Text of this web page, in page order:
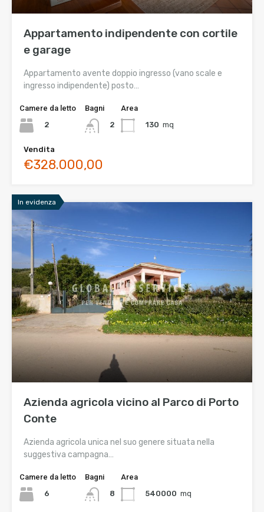
Appartamento indipendente con cortile
e garage
Appartamento avente doppio ingresso (vano scale e
ingresso indipendente) posto…
Camere da letto
2
Bagni
2
Area
130 mq
Vendita
€328.000,00
In evidenza
Azienda agricola vicino al Parco di Porto
Conte
Azienda agricola unica nel suo genere situata nella
suggestiva campagna…
Camere da letto
6
Bagni
8
Area
540000 mq